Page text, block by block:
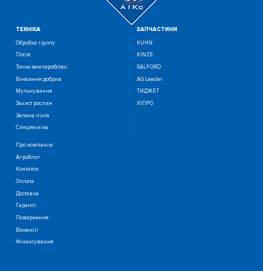
ТЕХНIКА
Обробка грунту
Посiв
Точне землеробство
Внесення добрив
Мульчування
Захист рослин
Зелена лінія
Спецтехніка
ЗАПЧАСТИНИ
KUHN
KINZE
SALFORD
AG Leader
ТИДЖЕТ
ХІПРО
Про компанію
Агроблог
Контакти
Оплата
Доставка
Гарантії
Повернення
Вакансії
Фінансування